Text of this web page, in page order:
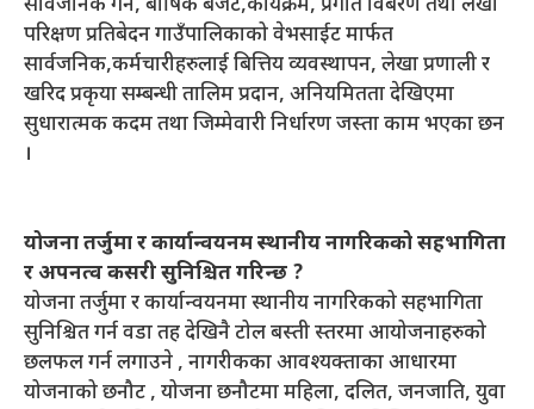
सार्वजनिक गर्ने, बार्षिक बजेट,कार्यक्रम, प्रगति विबरण तथा लेखा
परिक्षण प्रतिबेदन गाउँपालिकाको वेभसाईट मार्फत
सार्वजनिक,कर्मचारीहरुलाई बित्तिय व्यवस्थापन, लेखा प्रणाली र
खरिद प्रकृया सम्बन्धी तालिम प्रदान, अनियमितता देखिएमा
सुधारात्मक कदम तथा जिम्मेवारी निर्धारण जस्ता काम भएका छन
।
योजना तर्जुमा र कार्यान्वयनम स्थानीय नागरिकको सहभागिता
र अपनत्व कसरी सुनिश्चित गरिन्छ ?
योजना तर्जुमा र कार्यान्वयनमा स्थानीय नागरिकको सहभागिता
सुनिश्चित गर्न वडा तह देखिनै टोल बस्ती स्तरमा आयोजनाहरुको
छलफल गर्न लगाउने , नागरीकका आवश्यक्ताका आधारमा
योजनाको छनौट , योजना छनौटमा महिला, दलित, जनजाति, युवा